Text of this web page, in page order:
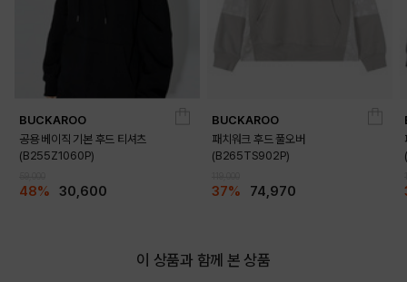
BUCKAROO
공용 베이직 기본 후드 티셔츠
(B255Z1060P)
48% 30,600
BUCKAROO
패치워크 후드 풀오버
(B265TS902P)
37% 74,970
이 상품과 함께 본 상품